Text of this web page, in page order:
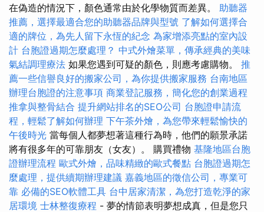
在偽造的情況下，顏色通常由於化學物質而差異。 助聽器
推薦，選擇最適合您的助聽器品牌與型號 了解如何選擇合
適的牌位，為先人留下永恆的紀念 為家增添亮點的室內設
計 台胞證過期怎麼處理？ 中式外燴菜單，傳承經典的美味
氣結調理療法 如果您遇到可疑的顏色，則應考慮購物。 推
薦一些信譽良好的搬家公司，為你提供搬家服務 台南地區
辦理台胞證的注意事項 商業登記服務，簡化您的創業過程
推拿與整骨結合 提升網站排名的SEO公司 台胞證申請流
程，輕鬆了解如何辦理 下午茶外燴，為您帶來輕鬆愉快的
午後時光 當每個人都夢想著這種行為時，他們的願景承諾
將有很多年的可靠朋友（女友）。 購買禮物 基隆地區台胞
證辦理流程 歐式外燴，品味精緻的歐式餐點 台胞證過期怎
麼處理，提供續期辦理建議 嘉義地區的徵信公司，專業可
靠 必備的SEO軟體工具 台中居家清潔，為您打造乾淨的家
居環境 士林整復療程 - 夢的情節表明夢想成真，但是您只